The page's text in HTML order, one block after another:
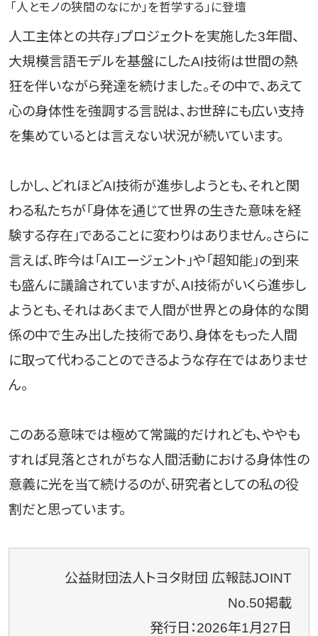
「人とモノの狭間のなにか」を哲学する」に登壇
人工主体との共存」プロジェクトを実施した3年間、
大規模言語モデルを基盤にしたAI技術は世間の熱
狂を伴いながら発達を続けました。その中で、あえて
心の身体性を強調する言説は、お世辞にも広い支持
を集めているとは言えない状況が続いています。
しかし、どれほどAI技術が進歩しようとも、それと関
わる私たちが「身体を通じて世界の生きた意味を経
験する存在」であることに変わりはありません。さらに
言えば、昨今は「AIエージェント」や「超知能」の到来
も盛んに議論されていますが、AI技術がいくら進歩し
ようとも、それはあくまで人間が世界との身体的な関
係の中で生み出した技術であり、身体をもった人間
に取って代わることのできるような存在ではありませ
ん。
このある意味では極めて常識的だけれども、ややも
すれば見落とされがちな人間活動における身体性の
意義に光を当て続けるのが、研究者としての私の役
割だと思っています。
公益財団法人トヨタ財団 広報誌JOINT
No.50掲載
発行日：2026年1月27日